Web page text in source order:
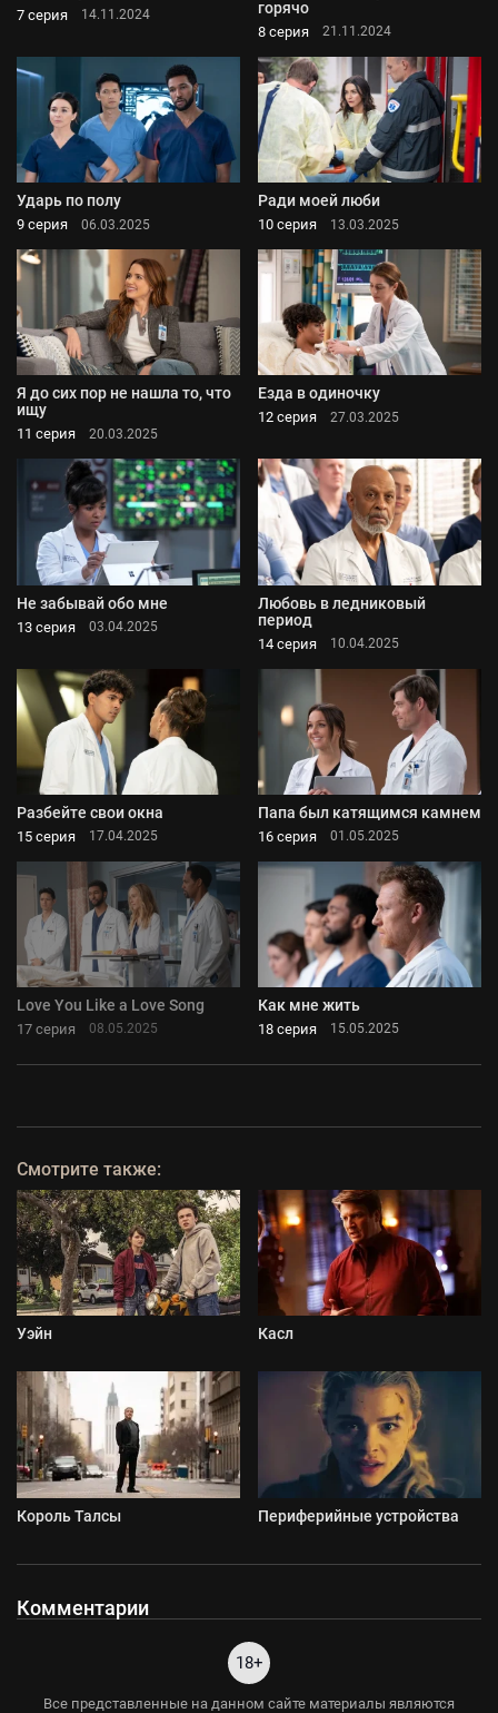
7 серия 14.11.2024
горячо
8 серия 21.11.2024
Ударь по полу
9 серия 06.03.2025
Ради моей люби
10 серия 13.03.2025
Я до сих пор не нашла то, что
ищу
11 серия 20.03.2025
Езда в одиночку
12 серия 27.03.2025
Не забывай обо мне
13 серия 03.04.2025
Любовь в ледниковый
период
14 серия 10.04.2025
Разбейте свои окна
15 серия 17.04.2025
Папа был катящимся камнем
16 серия 01.05.2025
Love You Like a Love Song
17 серия 08.05.2025
Как мне жить
18 серия 15.05.2025
Смотрите также:
Уэйн Касл
Король Талсы Периферийные устройства
Комментарии
18+
Все представленные на данном сайте материалы являются